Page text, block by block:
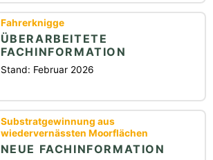
Fahrerknigge
ÜBERARBEITETE
FACHINFORMATION
Stand: Februar 2026
Substratgewinnung aus
wiedervernässten Moorflächen
NEUE FACHINFORMATION